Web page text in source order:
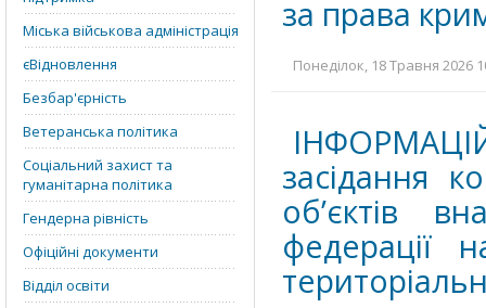
Міська військова адміністрація
єВідновлення
Безбар'єрність
Ветеранська політика
Соціальний захист та
гуманітарна політика
Гендерна рівність
Офіційні документи
Відділ освіти
за права
Понеділок, 18 Травня 2026
засідання
об’єктів
федерації